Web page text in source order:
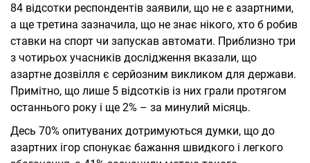
84 відсотки респондентів заявили, що не є азартними,
а ще третина зазначила, що не знає нікого, хто б робив
ставки на спорт чи запускав автомати. Приблизно три
з чотирьох учасників дослідження вказали, що
азартне дозвілля є серйозним викликом для держави.
Примітно, що лише 5 відсотків із них грали протягом
останнього року і ще 2% – за минулий місяць.
Десь 70% опитуваних дотримуються думки, що до
азартних ігор спонукає бажання швидкого і легкого